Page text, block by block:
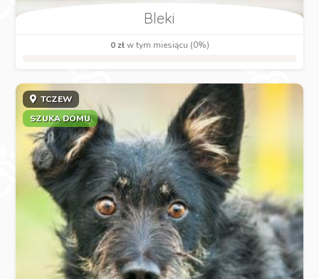
Bleki
0 złw tym miesiącu (0%)
TCZEW
SZUKA DOMU